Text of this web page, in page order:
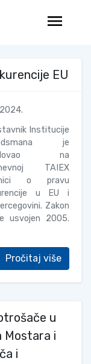
menu
EU
Institucije
je
na
TAIEX
o pravu
u EU i
Zakon
usvojen 2005.
Pročitaj više
u
Mostara i
i